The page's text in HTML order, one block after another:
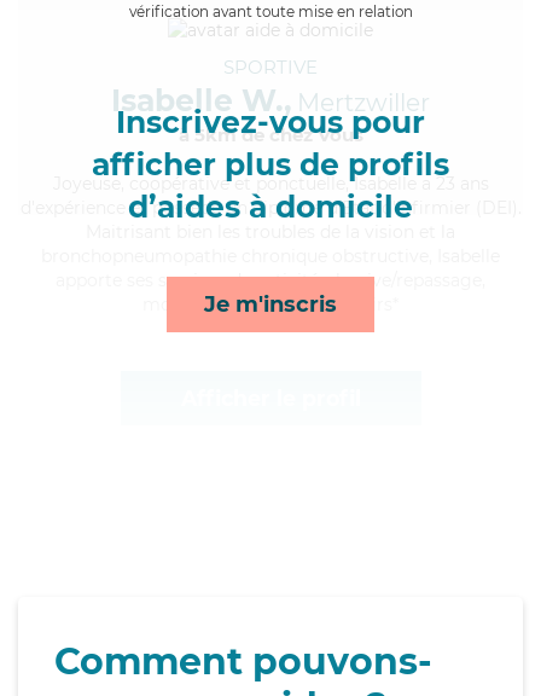
vérification avant toute mise en relation
Inscrivez-vous pour
afficher plus de profils
d’aides à domicile
Je m'inscris
SPORTIVE
Isabelle W., Mertzwiller
à 5km de chez Vous
, coopérative et ponctuelle, Isabelle a 23 ans
d'expérience et possède un diplôme d'Etat d'infirmier (DEI).
apporte ses services de activités, lessive/repassage,
mobilité et compagnie/loisirs*
Comment pouvons-